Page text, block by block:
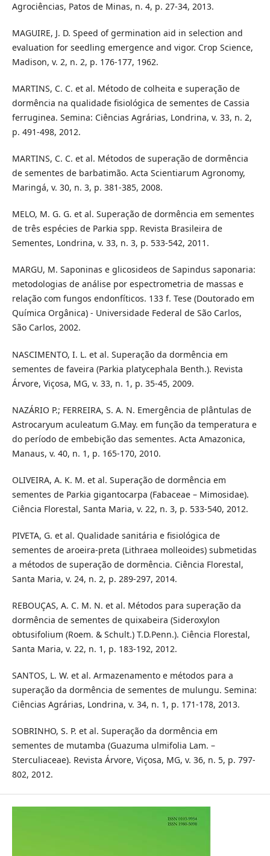
Agrociências, Patos de Minas, n. 4, p. 27-34, 2013.
MAGUIRE, J. D. Speed of germination aid in selection and
evaluation for seedling emergence and vigor. Crop Science,
Madison, v. 2, n. 2, p. 176-177, 1962.
MARTINS, C. C. et al. Método de colheita e superação de
dormência na qualidade fisiológica de sementes de Cassia
ferruginea. Semina: Ciências Agrárias, Londrina, v. 33, n. 2,
p. 491-498, 2012.
MARTINS, C. C. et al. Métodos de superação de dormência
de sementes de barbatimão. Acta Scientiarum Agronomy,
Maringá, v. 30, n. 3, p. 381-385, 2008.
MELO, M. G. G. et al. Superação de dormência em sementes
de três espécies de Parkia spp. Revista Brasileira de
Sementes, Londrina, v. 33, n. 3, p. 533-542, 2011.
MARGU, M. Saponinas e glicosideos de Sapindus saponaria:
metodologias de análise por espectrometria de massas e
relação com fungos endonfíticos. 133 f. Tese (Doutorado em
Química Orgânica) - Universidade Federal de São Carlos,
São Carlos, 2002.
NASCIMENTO, I. L. et al. Superação da dormência em
sementes de faveira (Parkia platycephala Benth.). Revista
Árvore, Viçosa, MG, v. 33, n. 1, p. 35-45, 2009.
NAZÁRIO P.; FERREIRA, S. A. N. Emergência de plântulas de
Astrocaryum aculeatum G.May. em função da temperatura e
do período de embebição das sementes. Acta Amazonica,
Manaus, v. 40, n. 1, p. 165-170, 2010.
OLIVEIRA, A. K. M. et al. Superação de dormência em
sementes de Parkia gigantocarpa (Fabaceae – Mimosidae).
Ciência Florestal, Santa Maria, v. 22, n. 3, p. 533-540, 2012.
PIVETA, G. et al. Qualidade sanitária e fisiológica de
sementes de aroeira-preta (Lithraea molleoides) submetidas
a métodos de superação de dormência. Ciência Florestal,
Santa Maria, v. 24, n. 2, p. 289-297, 2014.
REBOUÇAS, A. C. M. N. et al. Métodos para superação da
dormência de sementes de quixabeira (Sideroxylon
obtusifolium (Roem. & Schult.) T.D.Penn.). Ciência Florestal,
Santa Maria, v. 22, n. 1, p. 183-192, 2012.
SANTOS, L. W. et al. Armazenamento e métodos para a
superação da dormência de sementes de mulungu. Semina:
Ciências Agrárias, Londrina, v. 34, n. 1, p. 171-178, 2013.
SOBRINHO, S. P. et al. Superação da dormência em
sementes de mutamba (Guazuma ulmifolia Lam. –
Sterculiaceae). Revista Árvore, Viçosa, MG, v. 36, n. 5, p. 797-
802, 2012.